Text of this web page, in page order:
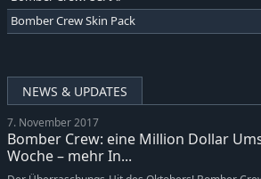
Bomber Crew Skin Pack
NEWS & UPDATES
7. November 2017
Bomber Crew: eine Million Dollar
Woche – mehr In...